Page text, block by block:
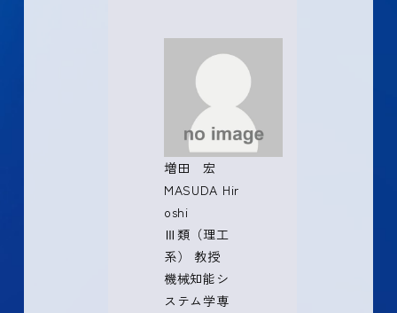
増田 宏
MASUDA Hir
oshi
Ⅲ類（理工
系） 教授
機械知能シ
ステム学専